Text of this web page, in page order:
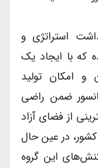
استراتژی و
که با ایجاد یک
امکان تولید
ضمن راضی
از فضای آزاد
در عین حال
این گروه